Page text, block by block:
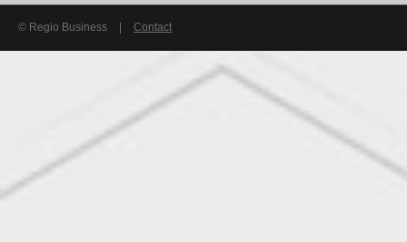
© Regio Business Contact